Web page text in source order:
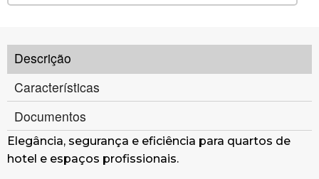
Descrição
Características
Documentos
Elegância, segurança e eficiência para quartos de
hotel e espaços profissionais.